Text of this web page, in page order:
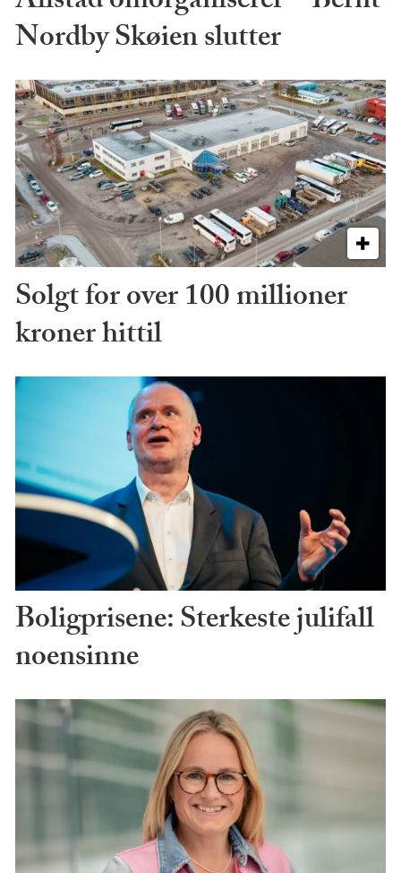
Nordby Skøien slutter
Solgt for over 100 millioner
kroner hittil
Boligprisene: Sterkeste julifall
noensinne